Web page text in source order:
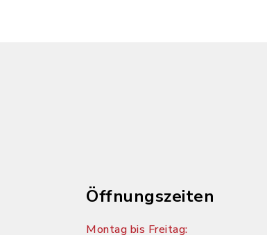
Öffnungszeiten
Montag bis Freitag: